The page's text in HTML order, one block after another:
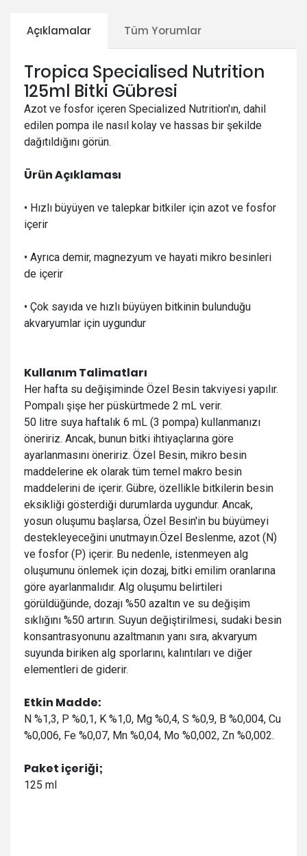
Açıklamalar Tüm Yorumlar
Tropica Specialised Nutrition
125ml Bitki Gübresi
Azot ve fosfor içeren Specialized Nutrition'ın, dahil
edilen pompa ile nasıl kolay ve hassas bir şekilde
dağıtıldığını görün.
Ürün Açıklaması
• Hızlı büyüyen ve talepkar bitkiler için azot ve fosfor
içerir
• Ayrıca demir, magnezyum ve hayati mikro besinleri
de içerir
• Çok sayıda ve hızlı büyüyen bitkinin bulunduğu
akvaryumlar için uygundur
Kullanım Talimatları
Her hafta su değişiminde Özel Besin takviyesi yapılır.
Pompalı şişe her püskürtmede 2 mL verir.
50 litre suya haftalık 6 mL (3 pompa) kullanmanızı
öneririz. Ancak, bunun bitki ihtiyaçlarına göre
ayarlanmasını öneririz. Özel Besin, mikro besin
maddelerine ek olarak tüm temel makro besin
maddelerini de içerir. Gübre, özellikle bitkilerin besin
eksikliği gösterdiği durumlarda uygundur. Ancak,
yosun oluşumu başlarsa, Özel Besin'in bu büyümeyi
destekleyeceğini unutmayın.Özel Beslenme, azot (N)
ve fosfor (P) içerir. Bu nedenle, istenmeyen alg
oluşumunu önlemek için dozaj, bitki emilim oranlarına
göre ayarlanmalıdır. Alg oluşumu belirtileri
görüldüğünde, dozajı %50 azaltın ve su değişim
sıklığını %50 artırın. Suyun değiştirilmesi, sudaki besin
konsantrasyonunu azaltmanın yanı sıra, akvaryum
suyunda biriken alg sporlarını, kalıntıları ve diğer
elementleri de giderir.
Etkin Madde:
N %1,3, P %0,1, K %1,0, Mg %0,4, S %0,9, B %0,004, Cu
%0,006, Fe %0,07, Mn %0,04, Mo %0,002, Zn %0,002.
Paket içeriği;
125 ml